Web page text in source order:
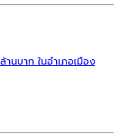
นบาท ในอำเภอเมือง